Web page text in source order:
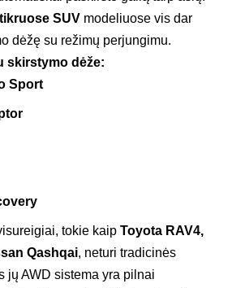
tikruose SUV modeliuose vis dar
dėžę su režimų perjungimu.
skirstymo dėže:
Sport
tokie kaipToyota RAV4,
Qashqai, neturi tradicinės
jų AWD sistema yra pilnai